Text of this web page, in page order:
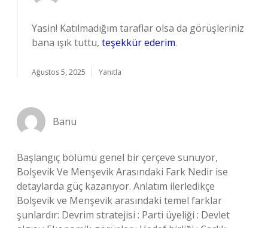
Yasin! Katılmadığım taraflar olsa da görüşleriniz
bana ışık tuttu, teşekkür ederim.
Ağustos 5, 2025 Yanıtla
Banu
Başlangıç bölümü genel bir çerçeve sunuyor,
Bolşevik Ve Menşevik Arasındaki Fark Nedir ise
detaylarda güç kazanıyor. Anlatım ilerledikçe
Bolşevik ve Menşevik arasındaki temel farklar
şunlardır: Devrim stratejisi : Parti üyeliği : Devlet